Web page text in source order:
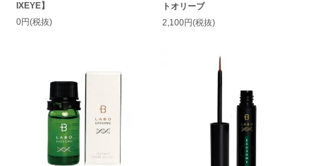
IXEYE】
0円(税抜)
トオリーブ
2,100円(税抜)